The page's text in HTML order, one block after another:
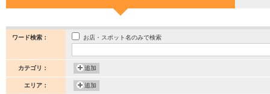
ワード検索： お店・スポット名のみで検索
カテゴリ： 追加
エリア： 追加